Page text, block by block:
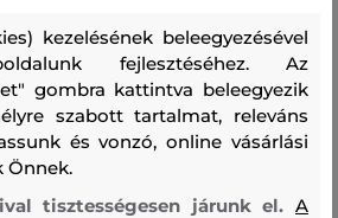
kódja
WA-1915
Összetétel
kezelésének beleegyezésével
fejlesztéséhez. Az
gombra kattintva beleegyezik
szabott tartalmat, releváns
és vonzó, online vásárlási
Önnek.
tisztességesen járunk el.A